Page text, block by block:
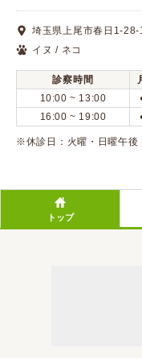
口コミ検索
Calooペットとは？
口コミ投稿
埼玉県上尾市春日1-28-
イヌ / ネコ
診察時間
10:00 ~ 13:00
16:00 ~ 19:00
※休診日：火曜・日曜午後
トップ